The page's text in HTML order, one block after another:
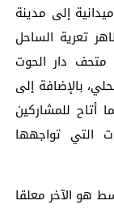
إلى مدينة
تعرية الساحل
متحف دار الحوت
بالإضافة إلى
أتاح للمشاركين
التي تواجهها
هو الآخر معلقا